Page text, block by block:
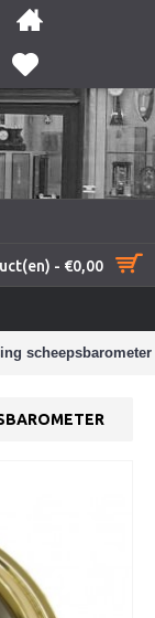
- €0,00
scheepsbarometer